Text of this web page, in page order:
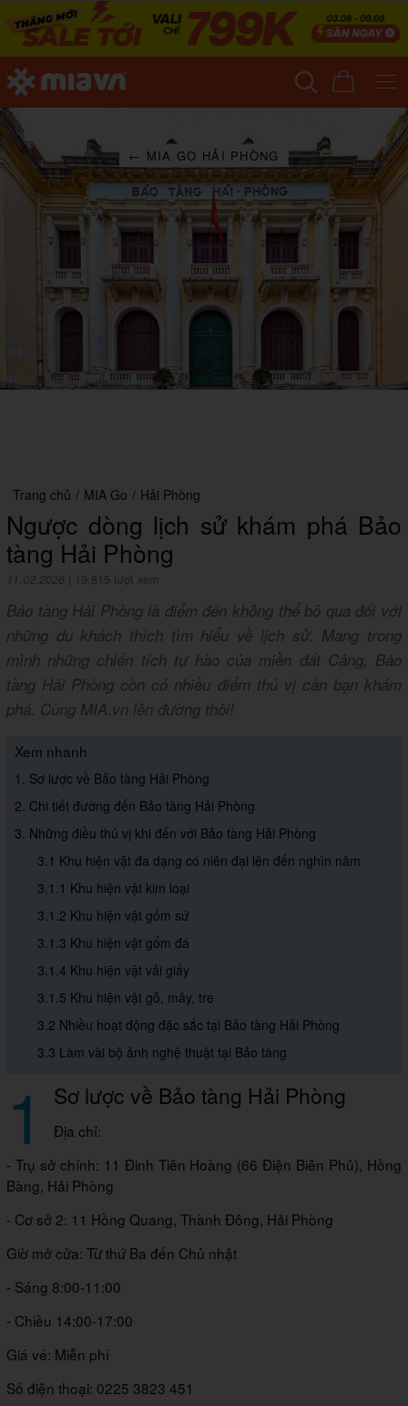
← MIA GO HẢI PHÒNG
Trang chủ / MIA Go / Hải Phòng
Ngược dòng lịch sử khám phá Bảo
tàng Hải Phòng
11.02.2026 19,815 lượt xem
Bảo tàng Hải Phòng là điểm đến không thể bỏ qua đối với
những du khách thích tìm hiểu về lịch sử. Mang trong
mình những chiến tích tự hào của miền đất Cảng, Bảo
tàng Hải Phòng còn có nhiều điểm thú vị cần bạn khám
phá. Cùng MIA.vn lên đường thôi!
Xem nhanh
1. Sơ lược về Bảo tàng Hải Phòng
2. Chi tiết đường đến Bảo tàng Hải Phòng
3. Những điều thú vị khi đến với Bảo tàng Hải Phòng
3.1 Khu hiện vật đa dạng có niên đại lên đến nghìn năm
3.1.1 Khu hiện vật kim loại
3.1.2 Khu hiện vật gốm sứ
3.1.3 Khu hiện vật gốm đá
3.1.4 Khu hiện vật vải giấy
3.1.5 Khu hiện vật gỗ, mây, tre
3.2 Nhiều hoạt động đặc sắc tại Bảo tàng Hải Phòng
3.3 Làm vài bộ ảnh nghệ thuật tại Bảo tàng
1 Sơ lược về Bảo tàng Hải Phòng
Địa chỉ:
- Trụ sở chính: 11 Đinh Tiên Hoàng (66 Điện Biên Phủ), Hồng
Bàng, Hải Phòng
- Cơ sở 2: 11 Hồng Quang, Thành Đông, Hải Phòng
Giờ mở cửa: Từ thứ Ba đến Chủ nhật
- Sáng 8:00-11:00
- Chiều 14:00-17:00
Giá vé: Miễn phí
Số điện thoại: 0225 3823 451